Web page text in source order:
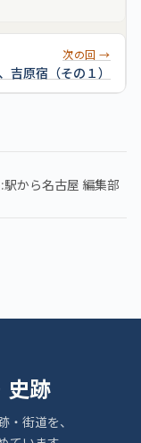
次の回 →
吉原宿（その１）
駅から名古屋 編集部
史跡
街道を、